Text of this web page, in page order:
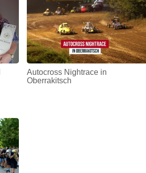
Autocross Nightrace in
Oberrakitsch